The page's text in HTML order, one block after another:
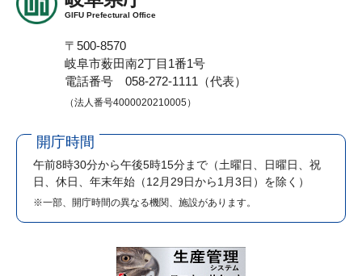
GIFU Prefectural Office
〒500-8570
岐阜市薮田南2丁目1番1号
電話番号 058-272-1111（代表）
（法人番号4000020210005）
開庁時間
午前8時30分から午後5時15分まで （土曜日、日曜日、祝
日、休日、年末年始（12月29日から1月3日）を除く）
※一部、開庁時間の異なる機関、施設があります。